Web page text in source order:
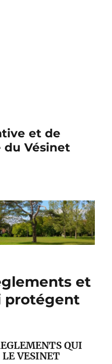
et de
du Vésinet
et
protégent
QUI
VESINET